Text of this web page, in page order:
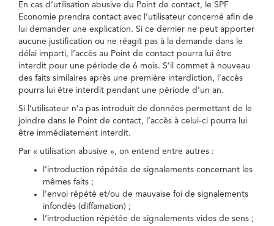
En cas d’utilisation abusive du Point de contact, le SPF
Economie prendra contact avec l’utilisateur concerné afin de
lui demander une explication. Si ce dernier ne peut apporter
aucune justification ou ne réagit pas à la demande dans le
délai imparti, l’accès au Point de contact pourra lui être
interdit pour une période de 6 mois. S’il commet à nouveau
des faits similaires après une première interdiction, l’accès
pourra lui être interdit pendant une période d’un an.
Si l’utilisateur n’a pas introduit de données permettant de le
joindre dans le Point de contact, l’accès à celui-ci pourra lui
être immédiatement interdit.
Par « utilisation abusive », on entend entre autres :
l’introduction répétée de signalements concernant les
mêmes faits ;
l’envoi répété et/ou de mauvaise foi de signalements
infondés (diffamation) ;
l’introduction répétée de signalements vides de sens ;